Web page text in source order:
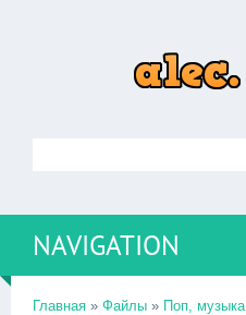
NAVIGATION
Главная » Файлы » Поп, музыка